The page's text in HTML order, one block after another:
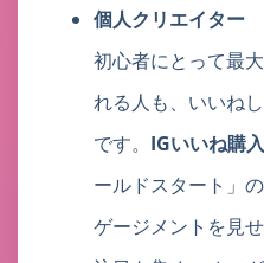
個人クリエイター
初心者にとって最
れる人も、いいね
です。 IGいいね購入
ールドスタート」
ゲージメントを見